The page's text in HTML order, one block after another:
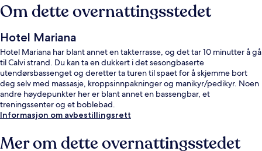
Om dette overnattingsstedet
Hotel Mariana
Hotel Mariana har blant annet en takterrasse, og det tar 10 minutter å gå
til Calvi strand. Du kan ta en dukkert i det sesongbaserte
utendørsbassenget og deretter ta turen til spaet for å skjemme bort
deg selv med massasje, kroppsinnpakninger og manikyr/pedikyr. Noen
andre høydepunkter her er blant annet en bassengbar, et
treningssenter og et boblebad.
Informasjon om avbestillingsrett
Mer om dette overnattingsstedet